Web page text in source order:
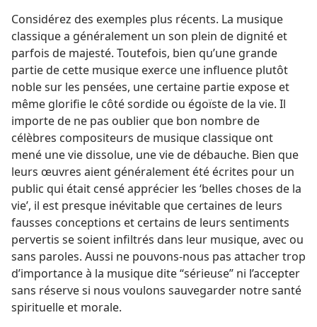
Considérez des exemples plus récents. La musique
classique a généralement un son plein de dignité et
parfois de majesté. Toutefois, bien qu’une grande
partie de cette musique exerce une influence plutôt
noble sur les pensées, une certaine partie expose et
même glorifie le côté sordide ou égoïste de la vie. Il
importe de ne pas oublier que bon nombre de
célèbres compositeurs de musique classique ont
mené une vie dissolue, une vie de débauche. Bien que
leurs œuvres aient généralement été écrites pour un
public qui était censé apprécier les ‘belles choses de la
vie’, il est presque inévitable que certaines de leurs
fausses conceptions et certains de leurs sentiments
pervertis se soient infiltrés dans leur musique, avec ou
sans paroles. Aussi ne pouvons-​nous pas attacher trop
d’importance à la musique dite “sérieuse” ni l’accepter
sans réserve si nous voulons sauvegarder notre santé
spirituelle et morale.